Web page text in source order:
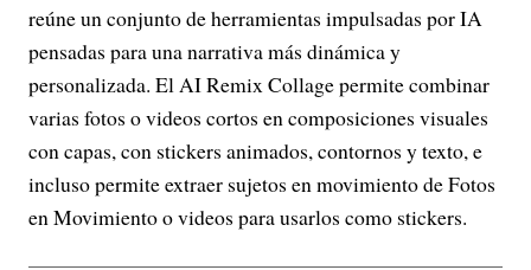
reúne un conjunto de herramientas impulsadas por IA
pensadas para una narrativa más dinámica y
personalizada. El AI Remix Collage permite combinar
varias fotos o videos cortos en composiciones visuales
con capas, con stickers animados, contornos y texto, e
incluso permite extraer sujetos en movimiento de Fotos
en Movimiento o videos para usarlos como stickers.